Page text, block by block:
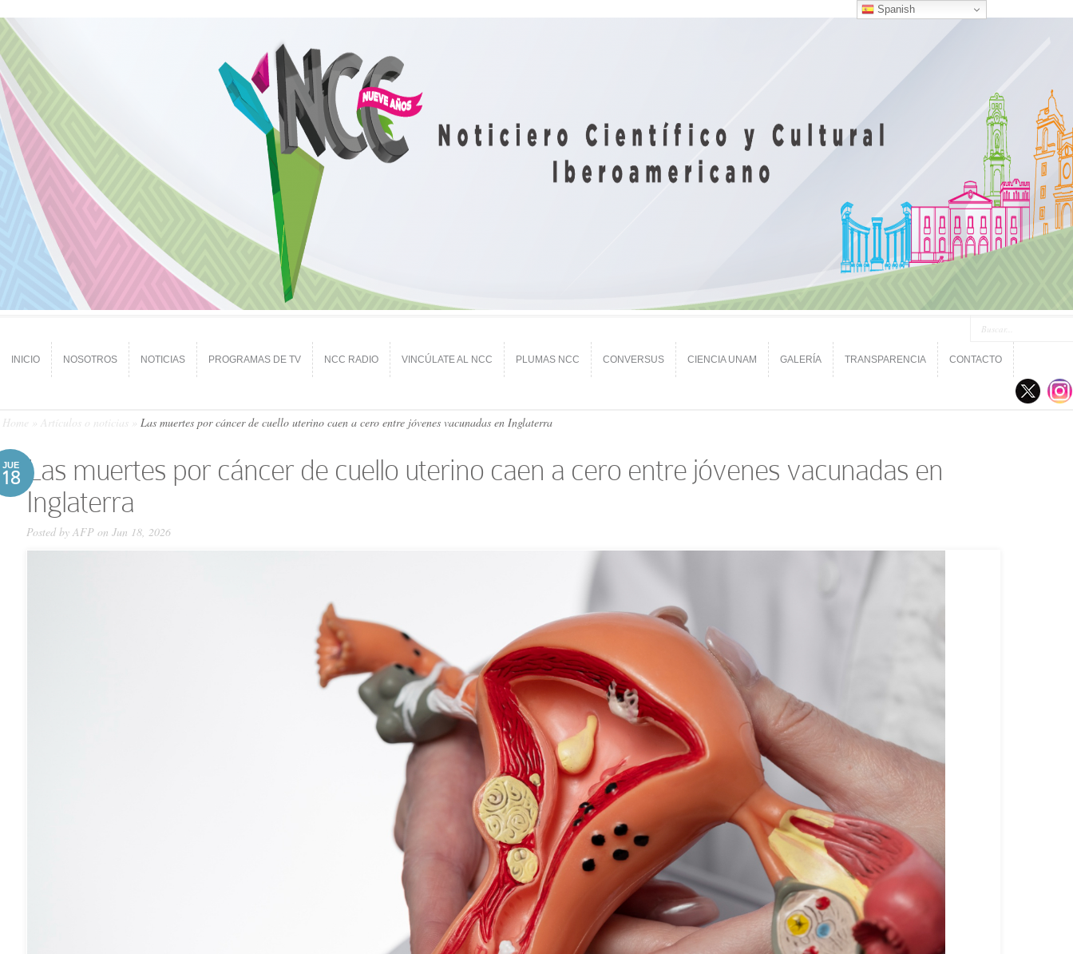
INICIO NOSOTROS NOTICIAS PROGRAMAS DE TV NCC RADIO VINCÚLATE AL NCC PLUMAS NCC CONVERSUS CIENCIA UNAM GALERÍA TRANSPARENCIA CONTACTO
Home Artículos o noticias Las muertes por cáncer de cuello uterino caen a cero entre jóvenes vacunadas en Inglaterra
JUE
18 Las muertes por cáncer de cuello uterino caen a cero entre jóvenes vacunadas en
Inglaterra
Posted by AFP on Jun 18, 2026
Spanish